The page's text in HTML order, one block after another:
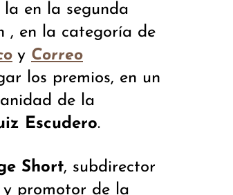
en la segunda
, en la categoría de
y Correo
los premios, en un
de la
Escudero.
Short, subdirector
y promotor de la